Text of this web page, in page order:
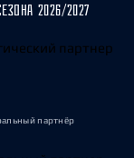
2026/2027
партнёр